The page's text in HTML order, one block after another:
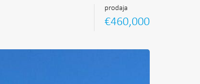
prodaja
€460,000